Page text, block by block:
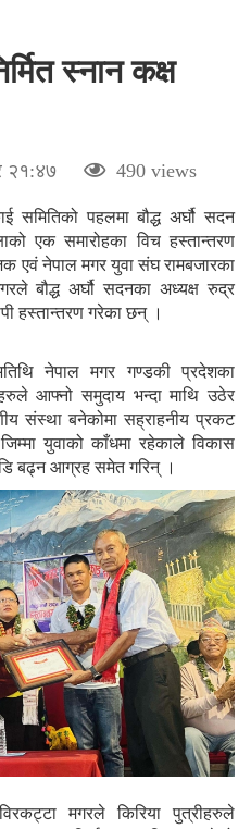
स्नान कक्ष
२१:४७ 490 views
समितिको पहलमा बौद्ध अर्घौ सदन
एक समारोहका विच हस्तान्तरण
एवं नेपाल मगर युवा संघ रामबजारका
बौद्ध अर्घौ सदनका अध्यक्ष रुद्र
हस्तान्तरण गरेका छन् ।
नेपाल मगर गण्डकी प्रदेशका
आफ्नो समुदाय भन्दा माथि उठेर
संस्था बनेकोमा सह्राहनीय प्रकट
युवाको काँधमा रहेकाले विकास
बढ्न आग्रह समेत गरिन् ।
मगरले किरिया पुत्रीहरुले